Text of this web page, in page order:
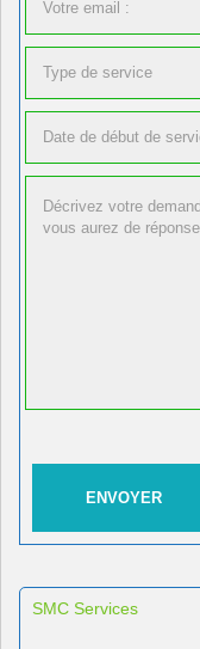
SMC Services